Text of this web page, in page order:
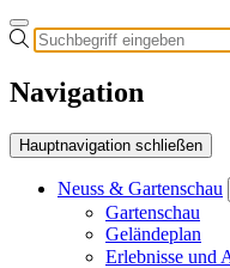
Navigation
Hauptnavigation schließen
Neuss & Gartenschau
Gartenschau
Geländeplan
Erlebnisse und